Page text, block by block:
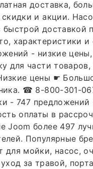
доставка,
и акции.
доставкой
характеристики и
- низкие
для части
цены ☛
☎ 8-800-301-
- 747 предложений
оплаты в
Joom более 497
Популярные
для мойки, насос,
за травой,